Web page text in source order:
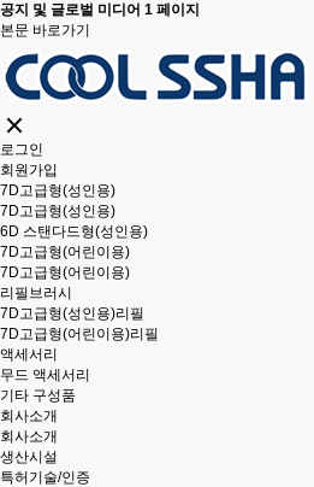
공지 및 글로벌 미디어 1 페이지
본문 바로가기
로그인
회원가입
7D고급형(성인용)
7D고급형(성인용)
6D 스탠다드형(성인용)
7D고급형(어린이용)
7D고급형(어린이용)
리필브러시
7D고급형(성인용)리필
7D고급형(어린이용)리필
액세서리
무드 액세서리
기타 구성품
회사소개
회사소개
생산시설
특허기술/인증